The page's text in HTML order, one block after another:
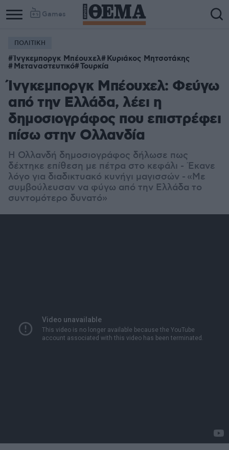
Games
ΠΟΛΙΤΙΚΗ
Ίνγκεμποργκ Μπέουχελ Κυριάκος Μητσοτάκης
Μεταναστευτικό Τουρκία
Ίνγκεμποργκ Μπέουχελ: Φεύγω
από την Ελλάδα, λέει η
δημοσιογράφος που επιστρέφει
πίσω στην Ολλανδία
Η Ολλανδή δημοσιογράφος δήλωσε πως
δέχτηκε επίθεση με πέτρα στο κεφάλι - Έκανε
λόγο για διαδικτυακό κυνήγι μαγισσών - «Με
συμβούλευσαν να φύγω από την Ελλάδα το
συντομότερο δυνατό»